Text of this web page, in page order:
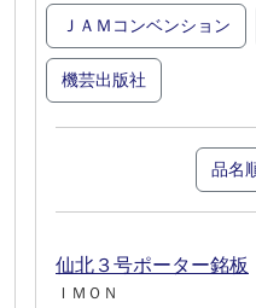
ＪＡＭコンベンション
機芸出版社
品名
仙北３号ポーター銘板
ＩＭＯＮ